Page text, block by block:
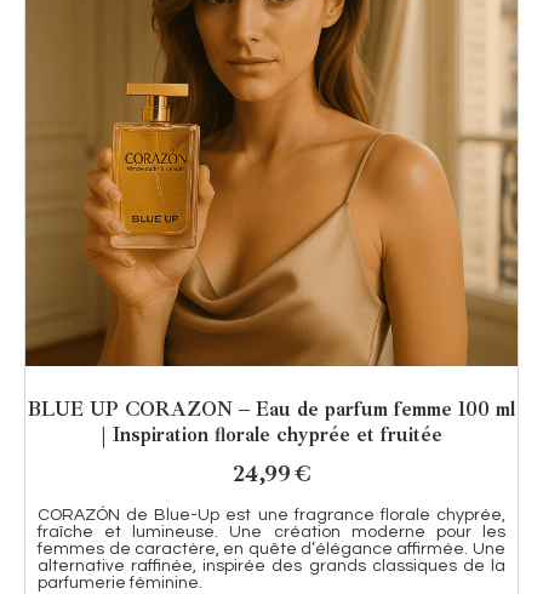
BLUE UP CORAZON – Eau de parfum femme 100 ml
| Inspiration florale chyprée et fruitée
24,99€
CORAZÓN de Blue-Up est une fragrance florale chyprée,
fraîche et lumineuse. Une création moderne pour les
femmes de caractère, en quête d’élégance affirmée. Une
alternative raffinée, inspirée des grands classiques de la
parfumerie féminine.